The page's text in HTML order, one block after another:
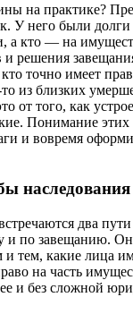
на практике?
У него были
а кто — на
и решения
точно имеет
из близких
от того, как
Понимание
и вовремя
наследования
два пути
и по завещанию.
и тем, какие лица
на часть
и без сложной